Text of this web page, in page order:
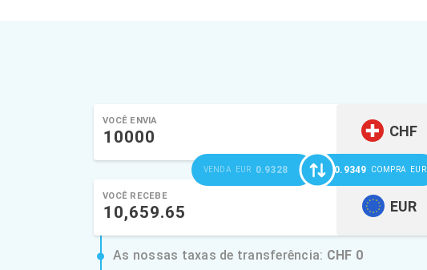
VOCÊ ENVIA
CHF
VENDA EUR 0.9328 0.9349 COMPRA EUR
VOCÊ RECEBE
EUR
As nossas taxas de transferência: CHF 0